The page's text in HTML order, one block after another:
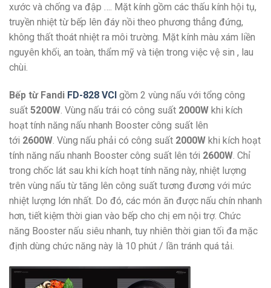
xước và chống va đập …. Mặt kính gồm các thấu kính hội tụ,
truyền nhiệt từ bếp lên đáy nồi theo phương thẳng đứng,
không thất thoát nhiệt ra môi trường. Mặt kính màu xám liền
nguyên khối, an toàn, thẩm mỹ và tiện trong việc vệ sin , lau
chùi.
Bếp từ Fandi FD-828 VCI gồm 2 vùng nấu với tổng công
suất 5200W . Vùng nấu trái có công suất 2000W khi kích
hoạt tính năng nấu nhanh Booster công suất lên
tới 2600W . Vùng nấu phải có công suất 2000W khi kích hoạt
tính năng nấu nhanh Booster công suất lên tới 2600W . Chỉ
trong chốc lát sau khi kích hoạt tính năng này, nhiệt lượng
trên vùng nấu từ tăng lên công suất tương đương với mức
nhiệt lượng lớn nhất. Do đó, các món ăn được nấu chín nhanh
hơn, tiết kiệm thời gian vào bếp cho chị em nội trợ. Chức
năng Booster nấu siêu nhanh, tuy nhiên thời gian tối đa mặc
định dùng chức năng này là 10 phút / lần tránh quá tải.